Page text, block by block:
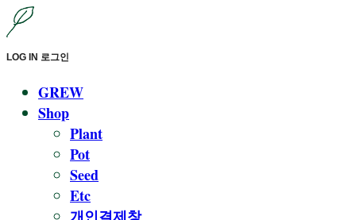
LOG IN 로그인
GREW
Shop
Plant
Pot
Seed
Etc
개인결제창